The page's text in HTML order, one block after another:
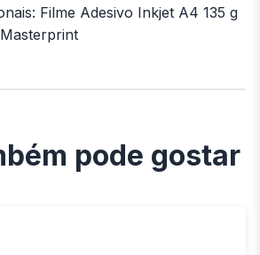
Filme Adesivo Inkjet A4 135 g
pode gostar